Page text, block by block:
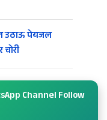
उठाऊ पेयजल
Channel Follow